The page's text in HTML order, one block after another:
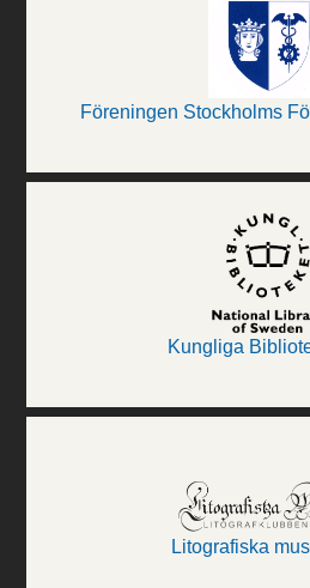
Föreningen Stockholms
Kungliga
Litografiska